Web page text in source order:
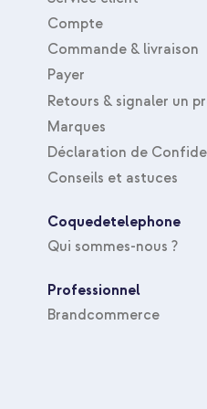
Type d'accessoire
Taille de la protection
Compte
Commande & livraison
Payer
Retours & signaler un
Marques
Déclaration de
Conseils et astuces
Coquedetelephone
Qui sommes-nous ?
Professionnel
Brandcommerce